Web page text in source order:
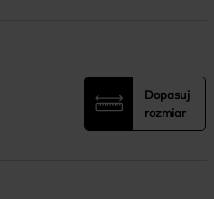
Dopasuj
rozmiar